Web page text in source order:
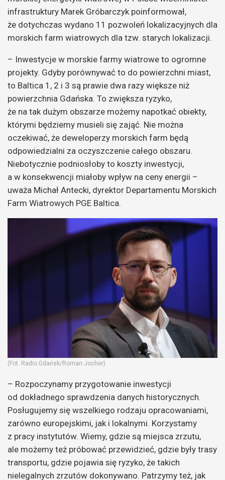
infrastruktury Marek Gróbarczyk poinformował,
że dotychczas wydano 11 pozwoleń lokalizacyjnych dla
morskich farm wiatrowych dla tzw. starych lokalizacji.
– Inwestycje w morskie farmy wiatrowe to ogromne
projekty. Gdyby porównywać to do powierzchni miast,
to Baltica 1, 2 i 3 są prawie dwa razy większe niż
powierzchnia Gdańska. To zwiększa ryzyko,
że na tak dużym obszarze możemy napotkać obiekty,
którymi będziemy musieli się zająć. Nie można
oczekiwać, że deweloperzy morskich farm będą
odpowiedzialni za oczyszczenie całego obszaru.
Niebotycznie podniosłoby to koszty inwestycji,
a w konsekwencji miałoby wpływ na ceny energii –
uważa Michał Antecki, dyrektor Departamentu Morskich
Farm Wiatrowych PGE Baltica.
(Fot. Radio Gdańsk/Roman Jocher)
– Rozpoczynamy przygotowanie inwestycji
od dokładnego sprawdzenia danych historycznych.
Posługujemy się wszelkiego rodzaju opracowaniami,
zarówno europejskimi, jak i lokalnymi. Korzystamy
z pracy instytutów. Wiemy, gdzie są miejsca zrzutu,
ale możemy też próbować przewidzieć, gdzie były trasy
transportu, gdzie pojawia się ryzyko, że takich
nielegalnych zrzutów dokonywano. Patrzymy też, jak